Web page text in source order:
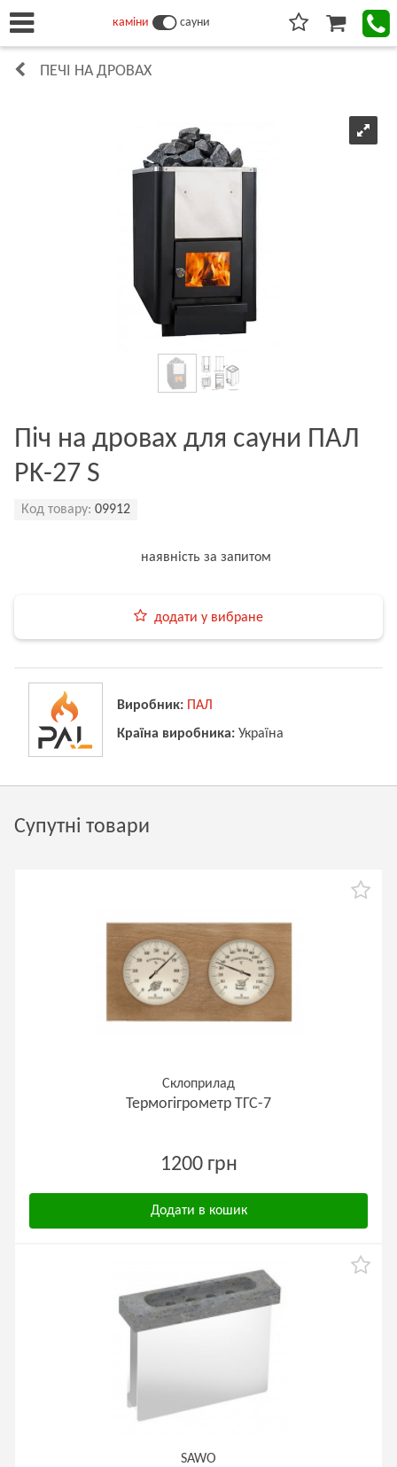
каміни сауни
ПЕЧІ НА ДРОВАХ
Піч на дровах для сауни ПАЛ
PK-27 S
Код товару: 09912
наявність за запитом
додати у вибране
Виробник: ПАЛ
Країна виробника: Україна
Супутні товари
Склоприлад
Термогігрометр ТГС-7
1200 грн
Додати в кошик
SAWO